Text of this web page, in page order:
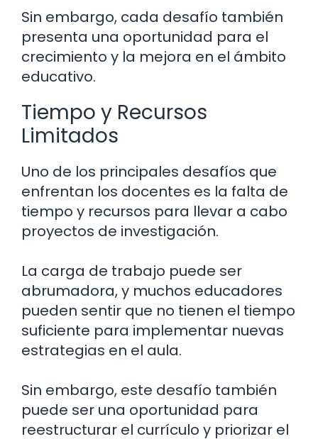
Sin embargo, cada desafío también
presenta una oportunidad para el
crecimiento y la mejora en el ámbito
educativo.
Tiempo y Recursos
Limitados
Uno de los principales desafíos que
enfrentan los docentes es la falta de
tiempo y recursos para llevar a cabo
proyectos de investigación.
La carga de trabajo puede ser
abrumadora, y muchos educadores
pueden sentir que no tienen el tiempo
suficiente para implementar nuevas
estrategias en el aula.
Sin embargo, este desafío también
puede ser una oportunidad para
reestructurar el currículo y priorizar el